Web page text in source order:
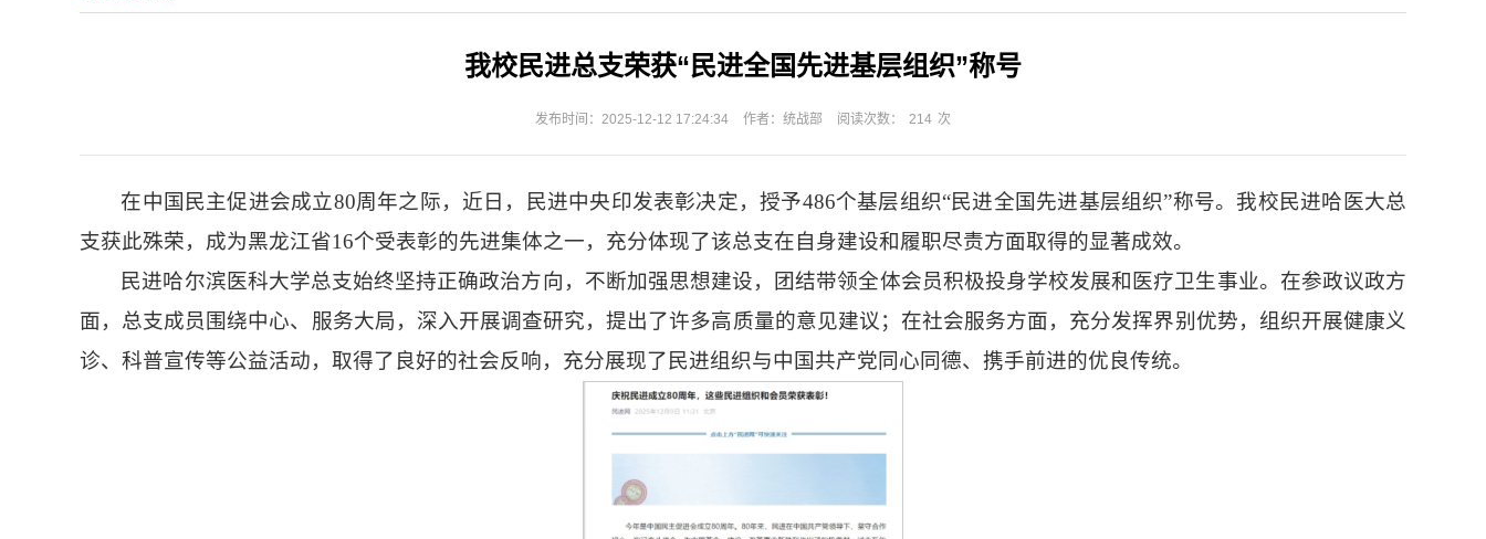
1 2 3
我校民进总支荣获“民进全国先进基层组织”称号​
发布时间：2025-12-12 17:24:34 作者：统战部 阅读次数： 214 次
在中国民主促进会成立80周年之际，近日，民进中央印发表彰决定，授予486个基层组织“民进全国先进基层组织”称号。我校民进哈医大总
支获此殊荣，成为黑龙江省16个受表彰的先进集体之一，充分体现了该总支在自身建设和履职尽责方面取得的显著成效。
民进哈尔滨医科大学总支始终坚持正确政治方向，不断加强思想建设，团结带领全体会员积极投身学校发展和医疗卫生事业。在参政议政方
面，总支成员围绕中心、服务大局，深入开展调查研究，提出了许多高质量的意见建议；在社会服务方面，充分发挥界别优势，组织开展健康义
诊、科普宣传等公益活动，取得了良好的社会反响，充分展现了民进组织与中国共产党同心同德、携手前进的优良传统。